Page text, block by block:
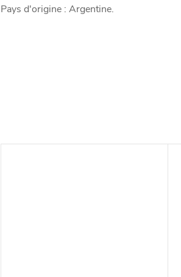
Pays d'origine : Argentine.